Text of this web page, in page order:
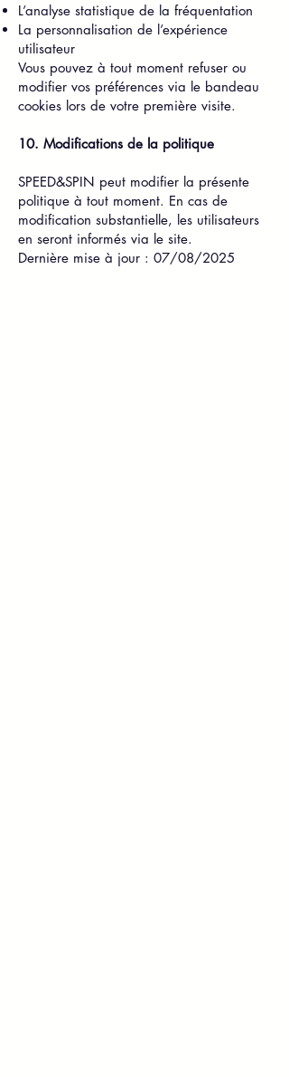
L’analyse statistique de la fréquentation
La personnalisation de l’expérience
utilisateur
Vous pouvez à tout moment refuser ou
modifier vos préférences via le bandeau
cookies lors de votre première visite.
10. Modifications de la politique
SPEED&SPIN peut modifier la présente
politique à tout moment. En cas de
modification substantielle, les utilisateurs
en seront informés via le site.
Dernière mise à jour : 07/08/2025